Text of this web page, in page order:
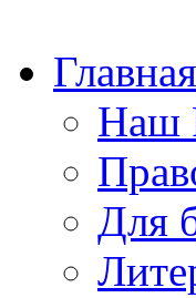
Главная
Наш
Для